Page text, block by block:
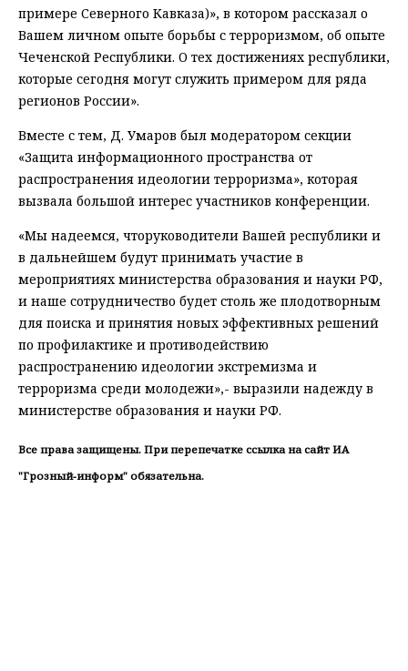
примере Северного Кавказа)», в котором рассказал о
Вашем личном опыте борьбы с терроризмом, об опыте
Чеченской Республики. О тех достижениях республики,
которые сегодня могут служить примером для ряда
регионов России».
Вместе с тем, Д. Умаров был модератором секции
«Защита информационного пространства от
распространения идеологии терроризма», которая
вызвала большой интерес участников конференции.
«Мы надеемся, чторуководители Вашей республики и
в дальнейшем будут принимать участие в
мероприятиях министерства образования и науки РФ,
и наше сотрудничество будет столь же плодотворным
для поиска и принятия новых эффективных решений
по профилактике и противодействию
распространению идеологии экстремизма и
терроризма среди молодежи»,- выразили надежду в
министерстве образования и науки РФ.
Все права защищены. При перепечатке ссылка на сайт ИА
"Грозный-информ" обязательна.